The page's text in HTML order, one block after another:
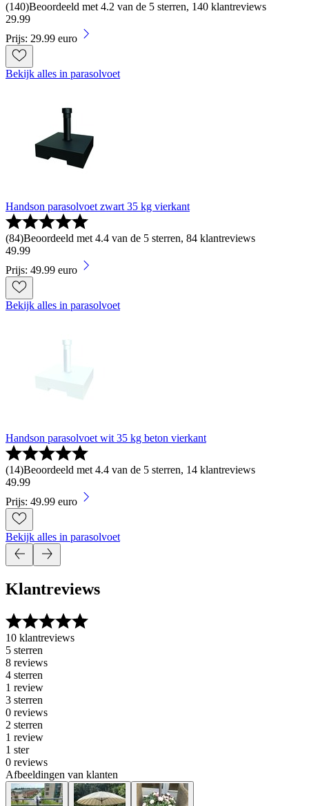
(140)Beoordeeld met 4.2 van de 5 sterren, 140 klantreviews
29.99
Prijs: 29.99 euro
Bekijk alles in parasolvoet
Handson parasolvoet zwart 35 kg vierkant
(84)Beoordeeld met 4.4 van de 5 sterren, 84 klantreviews
49.99
Prijs: 49.99 euro
Bekijk alles in parasolvoet
Handson parasolvoet wit 35 kg beton vierkant
(14)Beoordeeld met 4.4 van de 5 sterren, 14 klantreviews
49.99
Prijs: 49.99 euro
Bekijk alles in parasolvoet
Klantreviews
10 klantreviews
5 sterren
8 reviews
4 sterren
1 review
3 sterren
0 reviews
2 sterren
1 review
1 ster
0 reviews
Afbeeldingen van klanten